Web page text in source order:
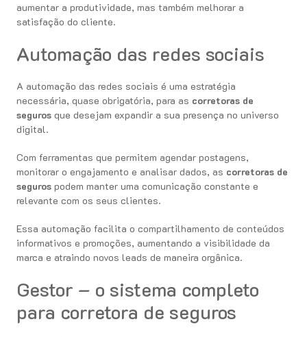
aumentar a produtividade, mas também melhorar a
satisfação do cliente.
Automação das redes sociais
A automação das redes sociais é uma estratégia
necessária, quase obrigatória, para as corretoras de
seguros que desejam expandir a sua presença no universo
digital.
Com ferramentas que permitem agendar postagens,
monitorar o engajamento e analisar dados, as corretoras de
seguros podem manter uma comunicação constante e
relevante com os seus clientes.
Essa automação facilita o compartilhamento de conteúdos
informativos e promoções, aumentando a visibilidade da
marca e atraindo novos leads de maneira orgânica.
Gestor – o sistema completo
para corretora de seguros